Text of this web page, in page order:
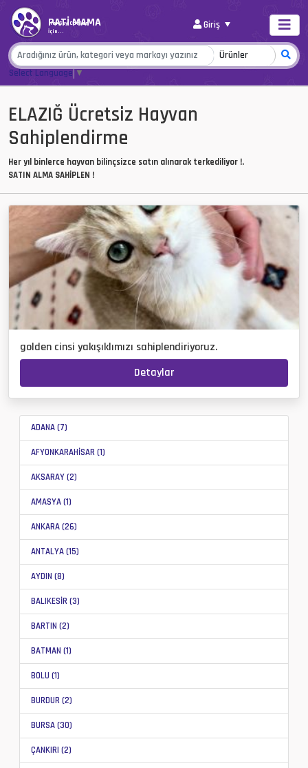
PATİ MAMA
Her Şey Canlar
İçin...
Giriş
Select Language▼
ELAZIĞ Ücretsiz Hayvan
Sahiplendirme
Her yıl binlerce hayvan bilinçsizce satın alınarak terkediliyor !.
SATIN ALMA SAHİPLEN !
golden cinsi yakışıklımızı sahiplendiriyoruz.
Detaylar
ADANA (7)
AFYONKARAHİSAR (1)
AKSARAY (2)
AMASYA (1)
ANKARA (26)
ANTALYA (15)
AYDIN (8)
BALIKESİR (3)
BARTIN (2)
BATMAN (1)
BOLU (1)
BURDUR (2)
BURSA (30)
ÇANKIRI (2)